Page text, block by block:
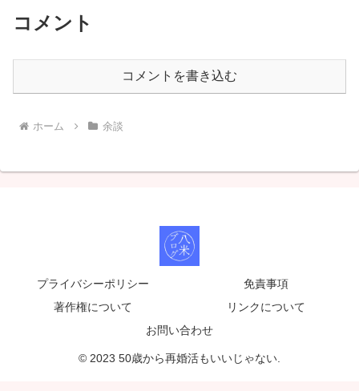
コメント
コメントを書き込む
ホーム 余談
プライバシーポリシー
免責事項
著作権について
リンクについて
お問い合わせ
© 2023 50歳から再婚活もいいじゃない.